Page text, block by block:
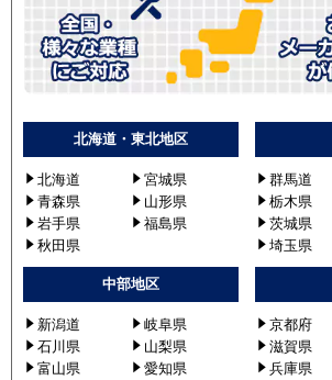
北海道・東北地区
北海道
宮城県
青森県
山形県
岩手県
福島県
秋田県
群馬道
栃木県
茨城県
埼玉県
中部地区
新潟道
岐阜県
石川県
山梨県
富山県
愛知県
京都府
滋賀県
兵庫県